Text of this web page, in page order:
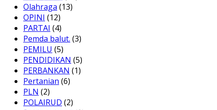
Olahraga (13)
OPINI (12)
PARTAI (4)
Pemda balut. (3)
PEMILU (5)
PENDIDIKAN (5)
PERBANKAN (1)
Pertanian (6)
PLN (2)
POLAIRUD (2)